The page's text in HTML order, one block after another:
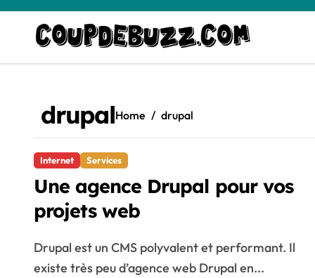
content
drupalHome drupal
Internet Services
Une agence Drupal pour vos
projets web
Drupal est un CMS polyvalent et performant. Il
existe très peu d’agence web Drupal en...